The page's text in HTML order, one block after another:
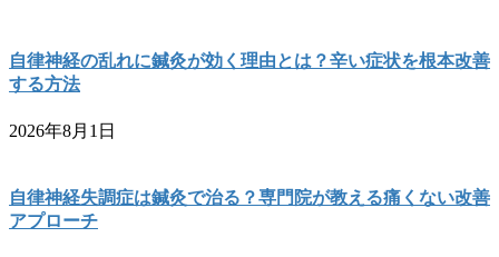
自律神経の乱れに鍼灸が効く理由とは？辛い症状を根本改善
する方法
2026年8月1日
自律神経失調症は鍼灸で治る？専門院が教える痛くない改善
アプローチ